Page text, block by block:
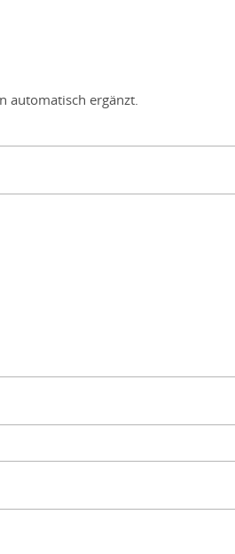
automatisch ergänzt.